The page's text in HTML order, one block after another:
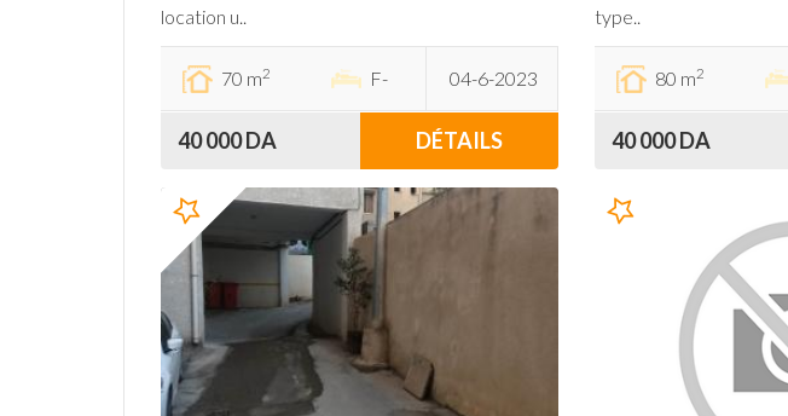
location u..
70 m2 F- 04-6-2023
40 000 DA DÉTAILS
type..
80 m2
40 000 DA